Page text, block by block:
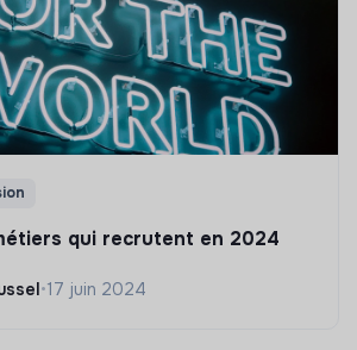
qui recrutent en 2024
•17 juin 2024